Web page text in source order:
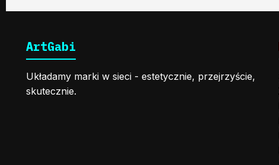
ArtGabi
Układamy marki w sieci - estetycznie, przejrzyście,
skutecznie.